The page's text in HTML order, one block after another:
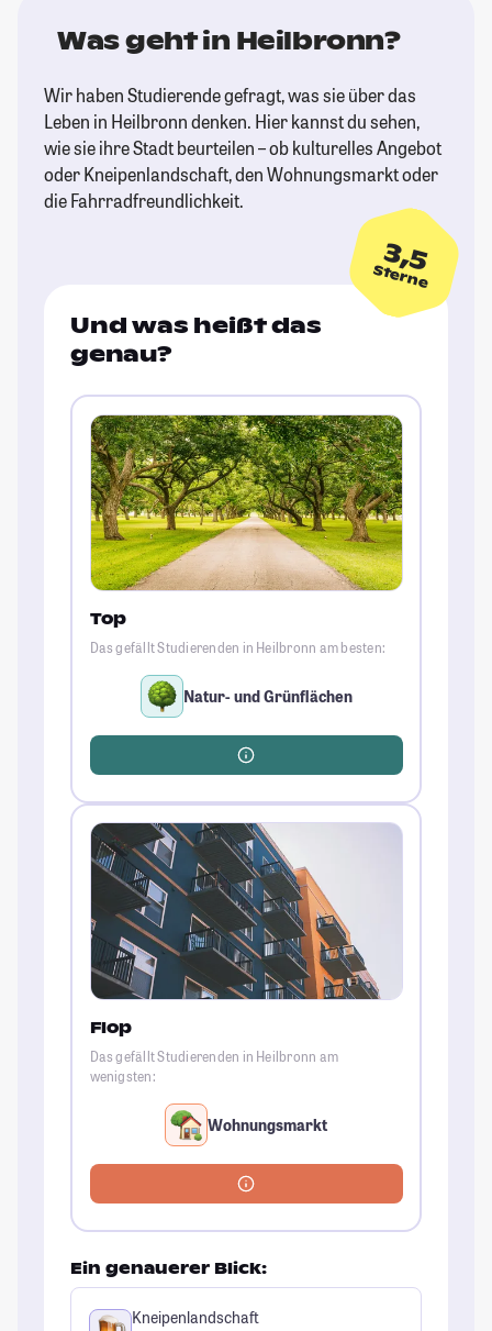
Was geht in Heilbronn?
Wir haben Studierende gefragt, was sie über das
Leben in Heilbronn denken. Hier kannst du sehen,
wie sie ihre Stadt beurteilen – ob kulturelles Angebot
oder Kneipenlandschaft, den Wohnungsmarkt oder
die Fahrradfreundlichkeit.
3,5
Sterne
Und was heißt das
genau?
Top
Das gefällt Studierenden in Heilbronn am besten:
Natur- und Grünflächen
Flop
Das gefällt Studierenden in Heilbronn am
wenigsten:
Wohnungsmarkt
Ein genauerer Blick:
Kneipenlandschaft